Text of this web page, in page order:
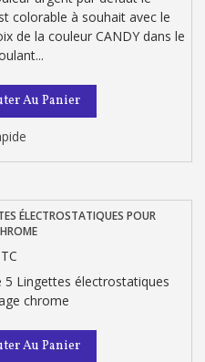
colorable à souhait avec le
de la couleur CANDY dans le
Au Panier
ÉLECTROSTATIQUES POUR
5 Lingettes électrostatiques
chrome
Au Panier